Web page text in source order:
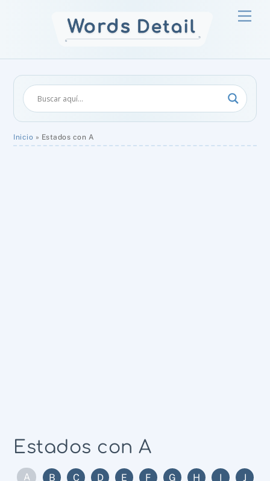
Inicio » Estados con A
Estados con A
A B C D E F G H I
J